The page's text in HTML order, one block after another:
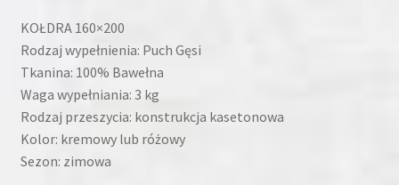
KOŁDRA 160×200
Rodzaj wypełnienia: Puch Gęsi
Tkanina: 100% Bawełna
Waga wypełniania: 3 kg
Rodzaj przeszycia: konstrukcja kasetonowa
Kolor: kremowy lub różowy
Sezon: zimowa